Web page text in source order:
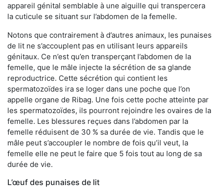
appareil génital semblable à une aiguille qui transpercera
la cuticule se situant sur l’abdomen de la femelle.
Notons que contrairement à d’autres animaux, les punaises
de lit ne s’accouplent pas en utilisant leurs appareils
génitaux. Ce n’est qu’en transperçant l’abdomen de la
femelle, que le mâle injecte la sécrétion de sa glande
reproductrice. Cette sécrétion qui contient les
spermatozoïdes ira se loger dans une poche que l’on
appelle organe de Ribag. Une fois cette poche atteinte par
les spermatozoïdes, ils pourront rejoindre les ovaires de la
femelle. Les blessures reçues dans l’abdomen par la
femelle réduisent de 30 % sa durée de vie. Tandis que le
mâle peut s’accoupler le nombre de fois qu’il veut, la
femelle elle ne peut le faire que 5 fois tout au long de sa
durée de vie.
L’œuf des punaises de lit